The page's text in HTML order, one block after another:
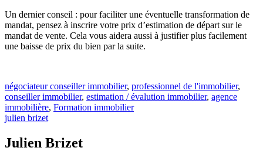
Un dernier conseil : pour faciliter une éventuelle transformation de
mandat, pensez à inscrire votre prix d’estimation de départ sur le
mandat de vente. Cela vous aidera aussi à justifier plus facilement
une baisse de prix du bien par la suite.
négociateur conseiller immobilier, professionnel de l'immobilier,
conseiller immobilier, estimation / évalution immobilier, agence
immobilière, Formation immobilier
julien brizet
Julien Brizet